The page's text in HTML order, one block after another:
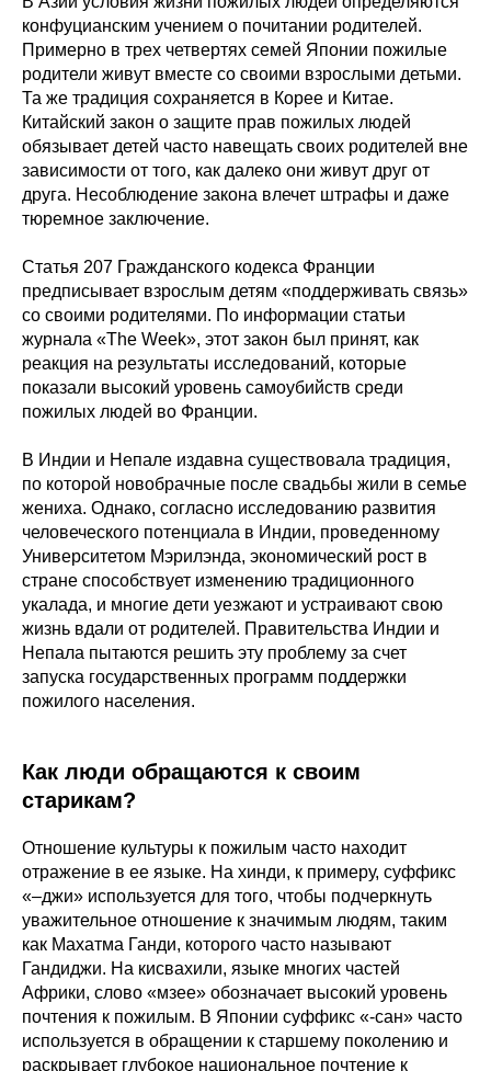
конфуцианским учением о почитании родителей.
Примерно в трех четвертях семей Японии пожилые
родители живут вместе со своими взрослыми детьми.
Та же традиция сохраняется в Корее и Китае.
Китайский закон о защите прав пожилых людей
обязывает детей часто навещать своих родителей вне
зависимости от того, как далеко они живут друг от
друга. Несоблюдение закона влечет штрафы и даже
тюремное заключение.
Статья 207 Гражданского кодекса Франции
предписывает взрослым детям «поддерживать связь»
со своими родителями. По информации статьи
журнала «The Week», этот закон был принят, как
реакция на результаты исследований, которые
показали высокий уровень самоубийств среди
пожилых людей во Франции.
В Индии и Непале издавна существовала традиция,
по которой новобрачные после свадьбы жили в семье
жениха. Однако, согласно исследованию развития
человеческого потенциала в Индии, проведенному
Университетом Мэрилэнда, экономический рост в
стране способствует изменению традиционного
укалада, и многие дети уезжают и устраивают свою
жизнь вдали от родителей. Правительства Индии и
Непала пытаются решить эту проблему за счет
запуска государственных программ поддержки
пожилого населения.
Как люди обращаются к своим
старикам?
Отношение культуры к пожилым часто находит
отражение в ее языке. На хинди, к примеру, суффикс
«–джи» используется для того, чтобы подчеркнуть
уважительное отношение к значимым людям, таким
как Махатма Ганди, которого часто называют
Гандиджи. На кисвахили, языке многих частей
Африки, слово «мзее» обозначает высокий уровень
почтения к пожилым. В Японии суффикс «-сан» часто
используется в обращении к старшему поколению и
раскрывает глубокое национальное почтение к